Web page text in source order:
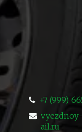
+7 (999)
ail.ru